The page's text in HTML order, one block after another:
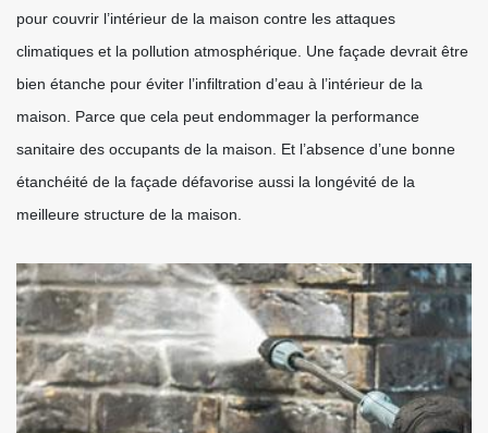
pour couvrir l’intérieur de la maison contre les attaques
climatiques et la pollution atmosphérique. Une façade devrait être
bien étanche pour éviter l’infiltration d’eau à l’intérieur de la
maison. Parce que cela peut endommager la performance
sanitaire des occupants de la maison. Et l’absence d’une bonne
étanchéité de la façade défavorise aussi la longévité de la
meilleure structure de la maison.